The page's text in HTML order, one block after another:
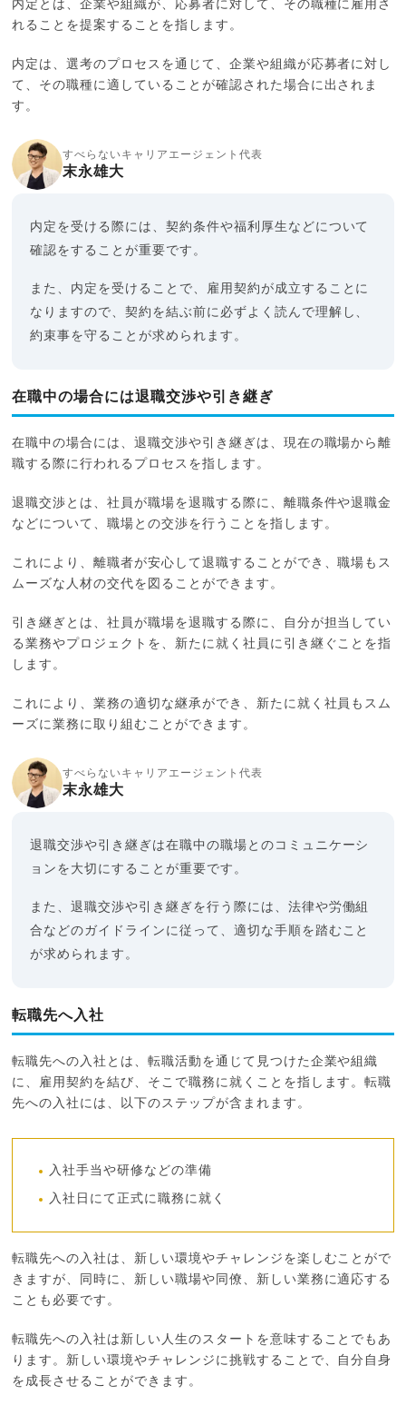
内定とは、企業や組織が、応募者に対して、その職種に雇用さ
れることを提案することを指します。
内定は、選考のプロセスを通じて、企業や組織が応募者に対し
て、その職種に適していることが確認された場合に出されま
す。
すべらないキャリアエージェント代表
末永雄大
内定を受ける際には、契約条件や福利厚生などについて
確認をすることが重要です。
また、内定を受けることで、雇用契約が成立することに
なりますので、契約を結ぶ前に必ずよく読んで理解し、
約束事を守ることが求められます。
在職中の場合には退職交渉や引き継ぎ
在職中の場合には、退職交渉や引き継ぎは、現在の職場から離
職する際に行われるプロセスを指します。
退職交渉とは、社員が職場を退職する際に、離職条件や退職金
などについて、職場との交渉を行うことを指します。
これにより、離職者が安心して退職することができ、職場もス
ムーズな人材の交代を図ることができます。
引き継ぎとは、社員が職場を退職する際に、自分が担当してい
る業務やプロジェクトを、新たに就く社員に引き継ぐことを指
します。
これにより、業務の適切な継承ができ、新たに就く社員もスム
ーズに業務に取り組むことができます。
すべらないキャリアエージェント代表
末永雄大
退職交渉や引き継ぎは在職中の職場とのコミュニケーシ
ョンを大切にすることが重要です。
また、退職交渉や引き継ぎを行う際には、法律や労働組
合などのガイドラインに従って、適切な手順を踏むこと
が求められます。
転職先へ入社
転職先への入社とは、転職活動を通じて見つけた企業や組織
に、雇用契約を結び、そこで職務に就くことを指します。転職
先への入社には、以下のステップが含まれます。
入社手当や研修などの準備
入社日にて正式に職務に就く
転職先への入社は、新しい環境やチャレンジを楽しむことがで
きますが、同時に、新しい職場や同僚、新しい業務に適応する
ことも必要です。
転職先への入社は新しい人生のスタートを意味することでもあ
ります。新しい環境やチャレンジに挑戦することで、自分自身
を成長させることができます。